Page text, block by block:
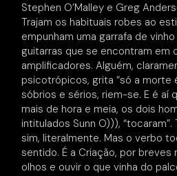
Stephen O’Malley e Greg
Trajam os habituais robes ao
empunham uma garrafa de
guitarras que se encontram em
amplificadores. Alguém,
psicotrópicos, grita “só a morte
sóbrios e sérios, riem-se. E é aí
mais de hora e meia, os dois
intitulados Sunn O))),
sim, literalmente. Mas o verbo
sentido. É a Criação, por breves
olhos e ouvir o que vinha do